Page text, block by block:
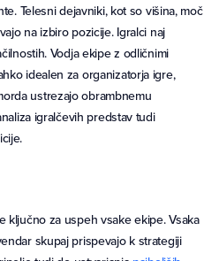
Telesni dejavniki, kot so višina, moč
na izbiro pozicije. Igralci naj
Vodja ekipe z odličnimi
idealen za organizatorja igre,
ustrezajo obrambnemu
igralčevih predstav tudi
ključno za uspeh vsake ekipe. Vsaka
skupaj prispevajo k strategiji